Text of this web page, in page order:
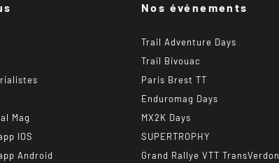
Mag
IOS
Android
Nos événements
Trail Adventure Days
Trail Bivouac
Paris Brest TT
Enduromag Days
MX2K Days
SUPERTROPHY
Grand Rallye VTT TransVerdon